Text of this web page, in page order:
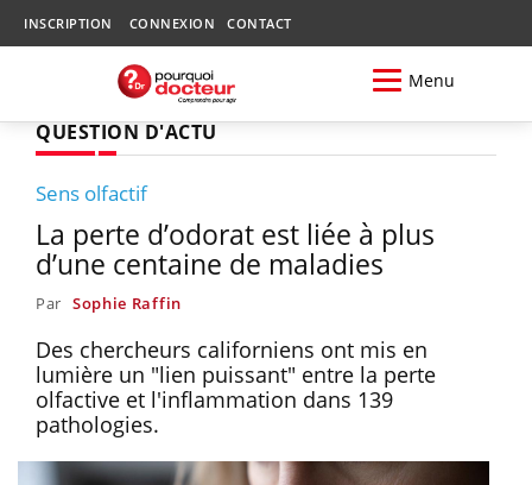
INSCRIPTION CONNEXION CONTACT
Menu
QUESTION D'ACTU
Sens olfactif
La perte d’odorat est liée à plus
d’une centaine de maladies
Par Sophie Raffin
Des chercheurs californiens ont mis en
lumière un "lien puissant" entre la perte
olfactive et l'inflammation dans 139
pathologies.